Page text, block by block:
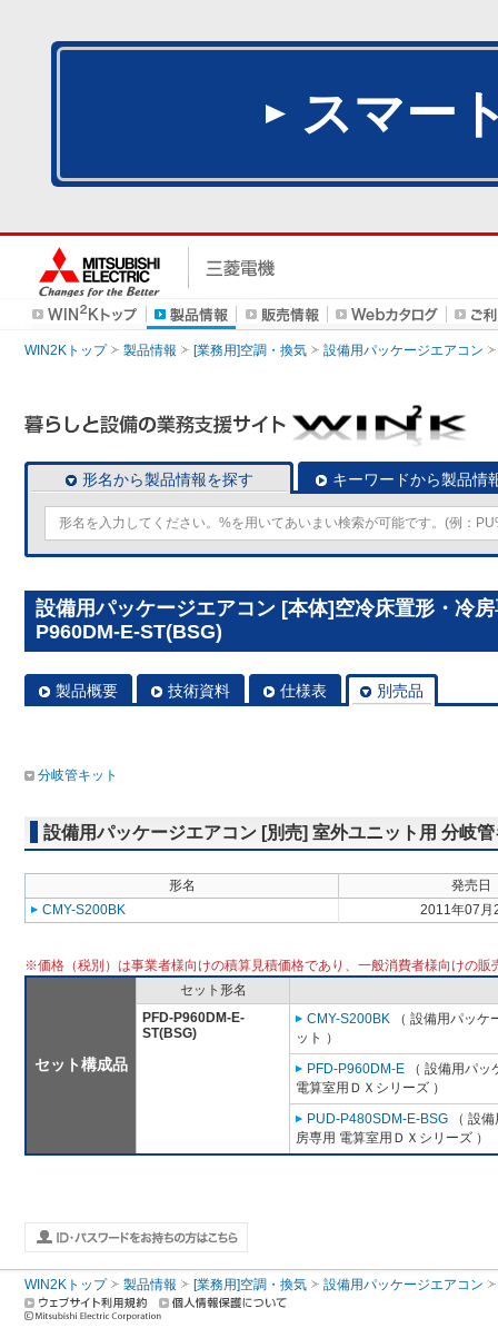
スマー
WIN2Kトップ 製品情報 [業務用]空調・換気 設備用パッケージエアコン
形名から製品情報を探す キーワードから製品情
設備用パッケージエアコン [本体]空冷床置形・冷
P960DM-E-ST(BSG)
製品概要 技術資料 仕様表 別売品
分岐管キット
設備用パッケージエアコン [別売] 室外ユニット用 分岐
形名
発売日
CMY-S200BK
2011年07月
※価格（税別）は事業者様向けの積算見積価格であり、一般消費者様向けの販
セット構成品
セット形名
PFD-P960DM-E-
ST(BSG)
CMY-S200BK （ 設備用パッケ
ット ）
PFD-P960DM-E （ 設備用パ
電算室用ＤＸシリーズ ）
PUD-P480SDM-E-BSG （ 設
房専用 電算室用ＤＸシリーズ ）
WIN2Kトップ 製品情報 [業務用]空調・換気 設備用パッケージエアコン